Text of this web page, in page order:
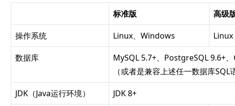
标准版 高级
操作系统 Linux、Windows Linux
数据库
MySQL 5.7+、PostgreSQL 9.6+
（或者是兼容上述任一数据库SQL
JDK（Java运行环境） JDK 8+